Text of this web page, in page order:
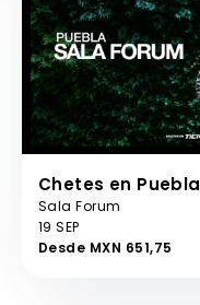
Chetes en Puebla
Sala Forum
19 SEP
Desde MXN 651,75